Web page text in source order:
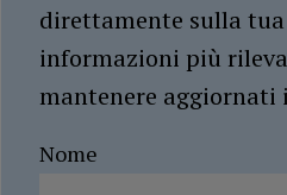
direttamente sulla
informazioni più
mantenere
Nome